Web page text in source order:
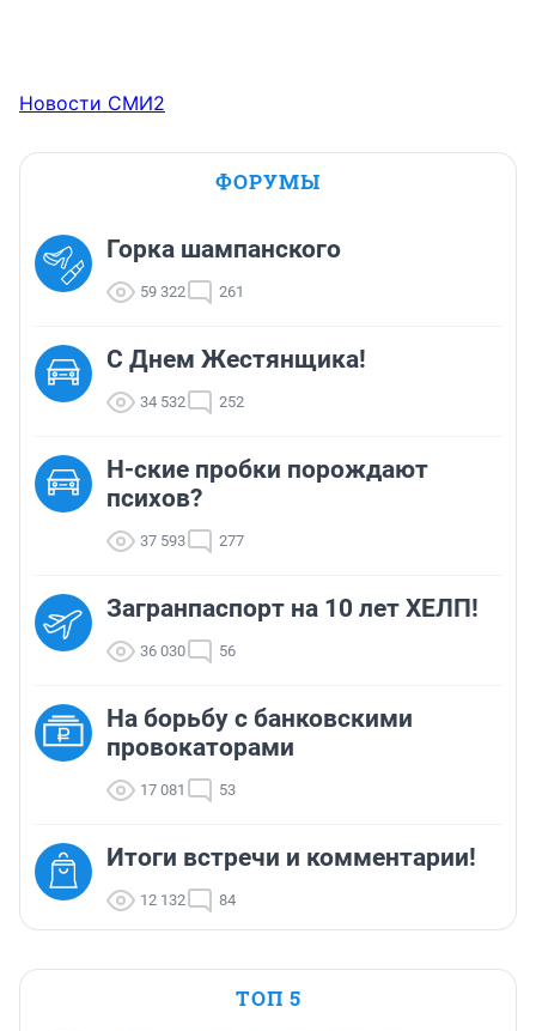
Новости СМИ2
ФОРУМЫ
Горка шампанского
59 322 261
С Днем Жестянщика!
34 532 252
Н-ские пробки порождают
психов?
37 593 277
Загранпаспорт на 10 лет ХЕЛП!
36 030 56
На борьбу с банковскими
провокаторами
17 081 53
Итоги встречи и комментарии!
12 132 84
ТОП 5